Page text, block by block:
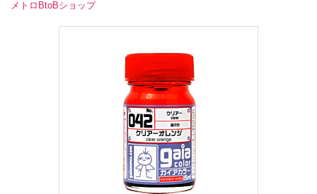
メトロBtoBショップ